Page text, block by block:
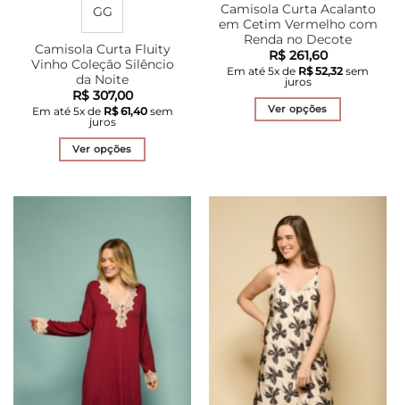
GG
Camisola Curta Fluity
Vinho Coleção Silêncio
da Noite
R$307,00
Em até 5x de R$61,40sem
juros
Ver opções
variantes.
As
opções
podem
ser
escolhidas
página
Camisola Curta Acalanto
em Cetim Vermelho com
Renda no Decote
R$261,60
Em até 5x de R$52,32 sem
juros
Ver opções
As
opções
podem
ser
escolhidas
na
página
do
produto